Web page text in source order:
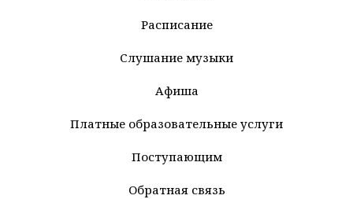
Расписание
Слушание музыки
Афиша
Платные образовательные услуги
Поступающим
Обратная связь